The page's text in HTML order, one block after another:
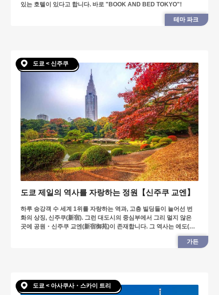
있는 호텔이 있다고 합니다. 바로 "BOOK AND BED TOKYO"!
테마 파크
도쿄 < 신주쿠
도쿄 제일의 역사를 자랑하는 정원【신주쿠 교엔】
하루 승강객 수 세계 1위를 자랑하는 역과, 고층 빌딩들이 늘어선 번
화의 상징, 신주쿠(新宿). 그런 대도시의 중심부에서 그리 멀지 않은
곳에 공원・신주쿠 교엔(新宿御苑)이 존재합니다. 그 역사는 에도(江
가든
도쿄 < 아사쿠사・스카이 트리